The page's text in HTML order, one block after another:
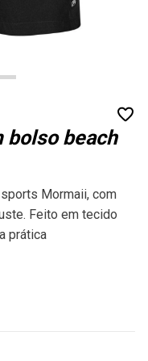
bolso beach
Mormaii, com
Feito em tecido
prática